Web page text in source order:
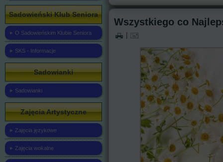
Sadowieński Klub Seniora
O Sadowieńskim Klubie Seniora
SKS - Informacje
Sadowianki
Sadowianki
Zajęcia Artystyczne
Zajęcia językowe
Zajęcia wokalne
Wszystkiego co